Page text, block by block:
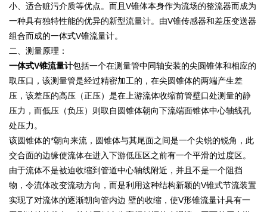
小、适合赃污介质等优点。而且V锥体本身作为流场的整流器而成为
一种具有独特性能的优异的新型流量计。由V锥传感器和差压变送器
组合而成的一体式V锥流量计。
二、测量原理：
一体式V锥流量计包括一个在测量管中同轴安装的尖圆锥体和相应的
取压口，该测量管是经过精密加工的，在尖圆锥体的两端产生差
压，该差压的高压（正压）是在上游流体收缩前管壁口处测量的静
压力，而低压（负压）则取自圆锥体朝向下流端面锥体中心轴线孔
处压力。
该圆锥体的*朝向来流，圆锥体与其尾面之间是一个尖锐的锐角，此
交合面的边缘使流体在进入下游低压区之前有一个平滑的过度区。
由于流体不是被迫收缩到管道中心轴线附近，并且不是一个阻挡
物，令流体改变流动方向，而是利用这种结构新颖的V锥式节流装置
实现了对流体的逐渐朝向管内边 壁的收缩，使V形锥流量计具有一